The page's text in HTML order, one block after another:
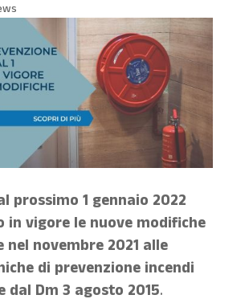
prossimo 1 gennaio 2022
in vigore le nuove modifiche
nel novembre 2021 alle
di prevenzione incendi
dal Dm 3 agosto 2015.